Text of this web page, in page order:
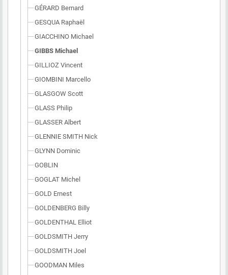
GÉRARD Bernard
GESQUA Raphaël
GIACCHINO Michael
GIBBS Michael
GILLIOZ Vincent
GIOMBINI Marcello
GLASGOW Scott
GLASS Philip
GLASSER Albert
GLENNIE SMITH Nick
GLYNN Dominic
GOBLIN
GOGLAT Michel
GOLD Ernest
GOLDENBERG Billy
GOLDENTHAL Elliot
GOLDSMITH Jerry
GOLDSMITH Joel
GOODMAN Miles